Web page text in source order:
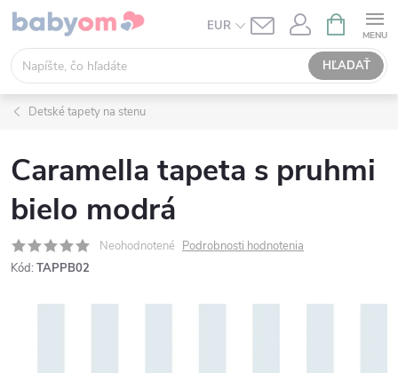
Prejsť
obsah
EUR
HĽADAŤ
KOŠÍK
Detské tapety na stenu
Caramella tapeta s pruhmi
bielo modrá
Neohodnotené Podrobnosti hodnotenia
Kód: TAPPB02